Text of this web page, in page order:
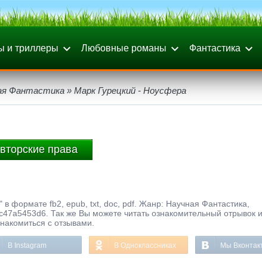
и триллеры Любовные романы Фантастика
Фантастика » Марк Гурецкий - Ноусфера
права
в формате fb2, epub, txt, doc, pdf. Жанр: Научная Фантастика,
Так же Вы можете читать ознакомительный отрывок
с отзывами.
В Instagram В Одноклассниках Мы